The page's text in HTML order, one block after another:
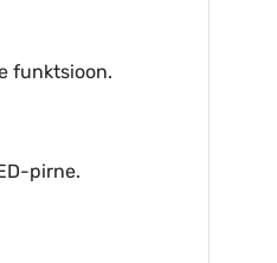
funktsioon.
pirne.